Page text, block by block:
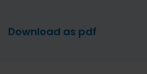
Download as pdf